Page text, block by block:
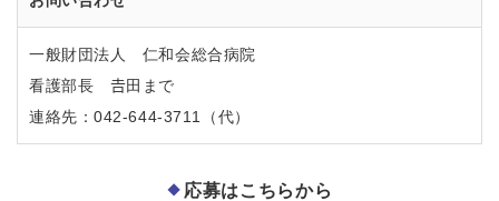
一般財団法人 仁和会総合病院
看護部長 𠮷田まで
連絡先：042-644-3711（代）
応募はこちらから